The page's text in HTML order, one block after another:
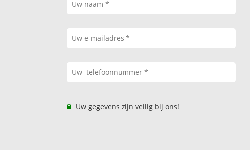
Uw gegevens zijn veilig bij ons!